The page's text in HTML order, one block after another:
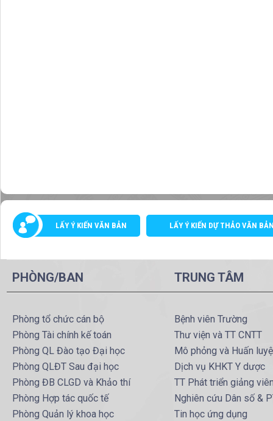
LẤY Ý KIẾN VĂN BẢN LẤY Ý KIẾN DỰ THẢO VĂN
PHÒNG/BAN
Phòng tổ chức cán bộ
Phòng Tài chính kế toán
Phòng QL Đào tạo Đại học
Phòng QLĐT Sau đại học
Phòng ĐB CLGD và Khảo thí
Phòng Hợp tác quốc tế
Phòng Quản lý khoa học
TRUNG TÂM
Bệnh viên Trường
Thư viện và TT CNTT
Mô phỏng và Huấn
Dịch vụ KHKT Y dược
TT Phát triển giảng
Nghiên cứu Dân số &
Tin học ứng dụng